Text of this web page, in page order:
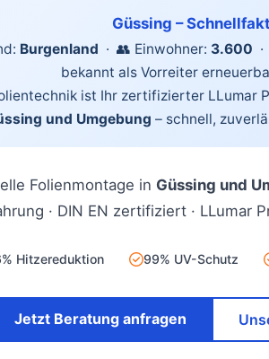
Güssing –
Burgenland · 👥 Einwohner: 3.600
bekannt als Vorreiter
ist Ihr zertifizierter LLumar
und Umgebung – schnell,
Folienmontage in Güssing und
· DIN EN zertifiziert · LLumar
Hitzereduktion 99% UV-Schutz
Jetzt Beratung anfragen